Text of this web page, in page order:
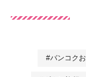
#バンコク